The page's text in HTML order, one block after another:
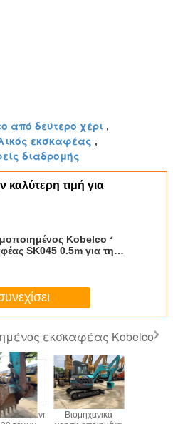
από δεύτερο χέρι ,
εκσκαφέας ,
διαδρομής
καλύτερη τιμή για
Kobelco ³
SK045 0.5m για τη
εκσκαφέας Kobelco
Βιομηχανικά